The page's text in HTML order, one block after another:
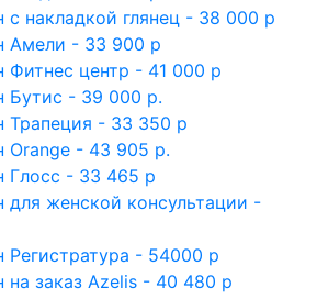
с накладкой глянец - 38 000 р
Амели - 33 900 р
Фитнес центр - 41 000 р
Бутис - 39 000 р.
Трапеция - 33 350 р
Orange - 43 905 р.
Глосс - 33 465 р
для женской консультации -
Регистратура - 54000 р
на заказ Azelis - 40 480 р